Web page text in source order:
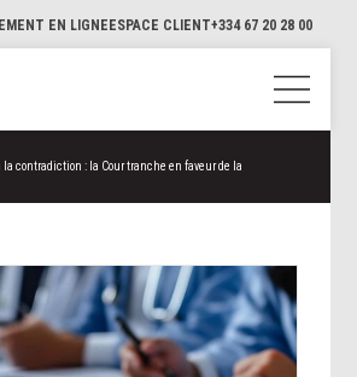
EN LIGNEESPACE CLIENT+334 67 20 28 00
la contradiction : la Cour tranche en faveur de la